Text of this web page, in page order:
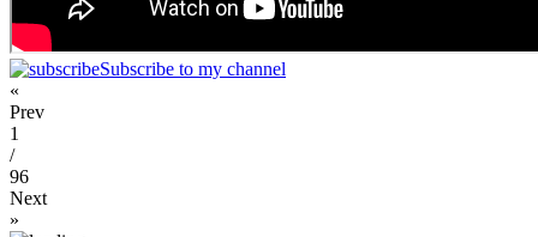
Subscribe to my channel
«
Prev
1
/
96
Next
»